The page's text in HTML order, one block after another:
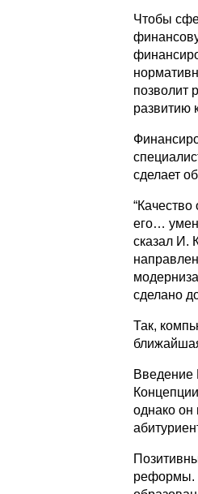
Чтобы
позволит
развитию
сделает
его…
сказал И.
сделано
Так,
Введение
однако он
реформы.